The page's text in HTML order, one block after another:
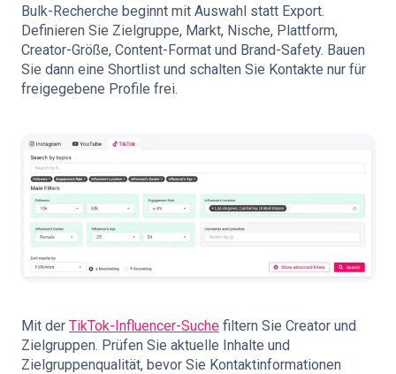
Bulk-Recherche beginnt mit Auswahl statt Export.
Definieren Sie Zielgruppe, Markt, Nische, Plattform,
Creator-Größe, Content-Format und Brand-Safety. Bauen
Sie dann eine Shortlist und schalten Sie Kontakte nur für
freigegebene Profile frei.
Mit der TikTok-Influencer-Suche filtern Sie Creator und
Zielgruppen. Prüfen Sie aktuelle Inhalte und
Zielgruppenqualität, bevor Sie Kontaktinformationen